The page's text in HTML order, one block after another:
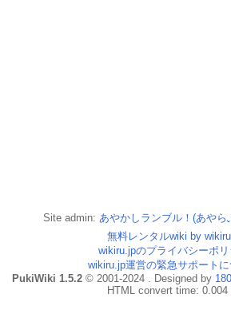
Site admin: あやかしランブル！(あやら
無料レンタルwiki by
wikiru.jpのプライバシーポリ
wikiru.jp運営の緊急サポート
PukiWiki 1.5.2 © 2001-2024 . Designed by
HTML convert time: 0.004